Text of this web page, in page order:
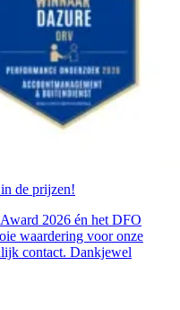
de prijzen!
2026 én het DFO
waardering voor onze
contact. Dankjewel